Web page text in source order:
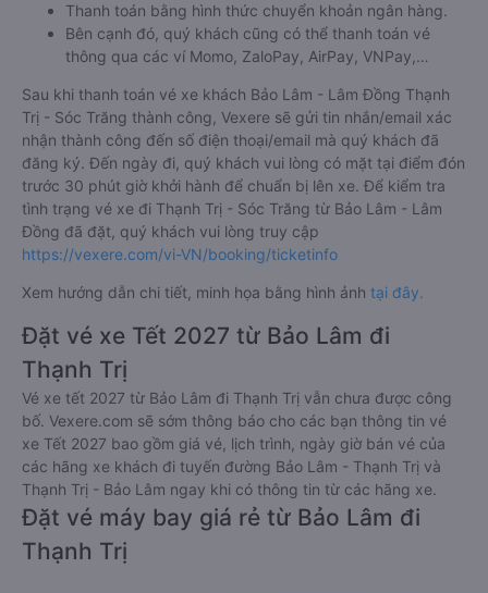
Thanh toán bằng hình thức chuyển khoản ngân hàng.
Bên cạnh đó, quý khách cũng có thể thanh toán vé
thông qua các ví Momo, ZaloPay, AirPay, VNPay,…
Sau khi thanh toán vé xe khách Bảo Lâm - Lâm Đồng Thạnh
Trị - Sóc Trăng thành công, Vexere sẽ gửi tin nhắn/email xác
nhận thành công đến số điện thoại/email mà quý khách đã
đăng ký. Đến ngày đi, quý khách vui lòng có mặt tại điểm đón
trước 30 phút giờ khởi hành để chuẩn bị lên xe. Để kiểm tra
tình trạng vé xe đi Thạnh Trị - Sóc Trăng từ Bảo Lâm - Lâm
Đồng đã đặt, quý khách vui lòng truy cập
https://vexere.com/vi-VN/booking/ticketinfo
Xem hướng dẫn chi tiết, minh họa bằng hình ảnh tại đây.
Đặt vé xe Tết 2027 từ Bảo Lâm đi
Thạnh Trị
Vé xe tết 2027 từ Bảo Lâm đi Thạnh Trị vẫn chưa được công
bố. Vexere.com sẽ sớm thông báo cho các bạn thông tin vé
xe Tết 2027 bao gồm giá vé, lịch trình, ngày giờ bán vé của
các hãng xe khách đi tuyến đường Bảo Lâm - Thạnh Trị và
Thạnh Trị - Bảo Lâm ngay khi có thông tin từ các hãng xe.
Đặt vé máy bay giá rẻ từ Bảo Lâm đi
Thạnh Trị